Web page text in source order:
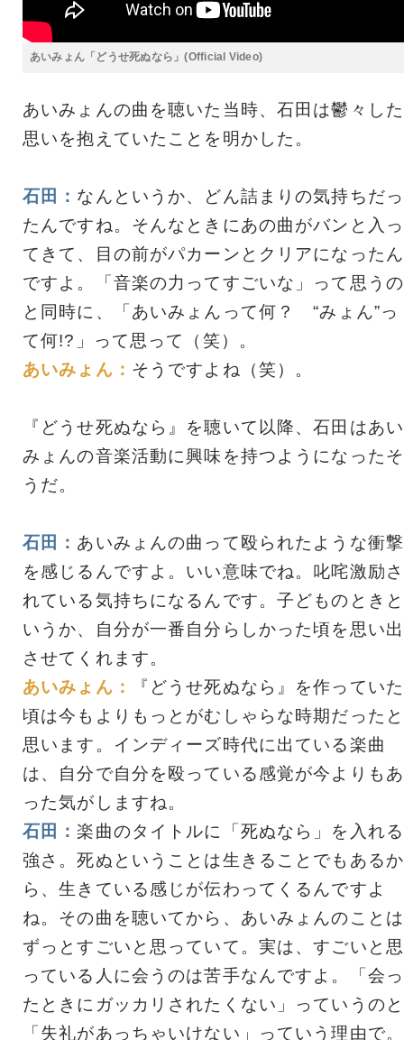
あいみょん「どうせ死ぬなら」(Official Video)
あいみょんの曲を聴いた当時、石田は鬱々した
思いを抱えていたことを明かした。
石田： なんというか、どん詰まりの気持ちだっ
たんですね。そんなときにあの曲がバンと入っ
てきて、目の前がパカーンとクリアになったん
ですよ。「音楽の力ってすごいな」って思うの
と同時に、「あいみょんって何？ “みょん”っ
て何!?」って思って（笑）。
あいみょん： そうですよね（笑）。
『どうせ死ぬなら』を聴いて以降、石田はあい
みょんの音楽活動に興味を持つようになったそ
うだ。
石田： あいみょんの曲って殴られたような衝撃
を感じるんですよ。いい意味でね。叱咤激励さ
れている気持ちになるんです。子どものときと
いうか、自分が一番自分らしかった頃を思い出
させてくれます。
あいみょん：
『どうせ死ぬなら』を作っていた
頃は今もよりもっとがむしゃらな時期だったと
思います。インディーズ時代に出ている楽曲
は、自分で自分を殴っている感覚が今よりもあ
った気がしますね。
石田：楽曲のタイトルに「死ぬなら」を入れる
強さ。死ぬということは生きることでもあるか
ら、生きている感じが伝わってくるんですよ
ね。その曲を聴いてから、あいみょんのことは
ずっとすごいと思っていて。実は、すごいと思
っている人に会うのは苦手なんですよ。「会っ
たときにガッカリされたくない」っていうのと
「失礼があっちゃいけない」っていう理由で。